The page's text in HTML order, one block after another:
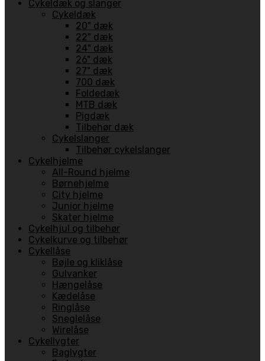
Cykeldæk og slanger
Cykeldæk
20" dæk
22" dæk
24" dæk
26" dæk
27" dæk
700 dæk
Foldedæk
MTB dæk
Pigdæk
Tilbehør dæk
Cykelslanger
Tilbehør cykelslanger
Cykelhjelme
All-Round hjelme
Børnehjelme
City hjelme
Junior hjelme
Skater hjelme
Cykelhjul og tilbehør
Cykelkurve og tilbehør
Cykellåse
Bøjle og kliklåse
Gulvanker
Hængelåse
Kædelåse
Ringlåse
Sneglelåse
Wirelåse
Cykellygter
Baglygter